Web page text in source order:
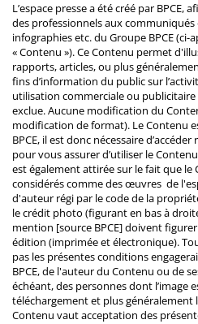
L’espace presse a été créé par BPCE,
des professionnels aux communiqués
infographies etc. du Groupe BPCE (ci-
« Contenu »). Ce Contenu permet
rapports, articles, ou plus
fins d’information du public sur
utilisation commerciale ou
exclue. Aucune modification du
modification de format). Le Contenu
BPCE, il est donc nécessaire
pour vous assurer d’utiliser le
est également attirée sur le fait que
considérés comme des œuvres de
d'auteur régi par le code de la
le crédit photo (figurant en bas à
mention [source BPCE] doivent
édition (imprimée et électronique).
pas les présentes conditions
BPCE, de l'auteur du Contenu ou de
échéant, des personnes dont l’image
téléchargement et plus
Contenu vaut acceptation des